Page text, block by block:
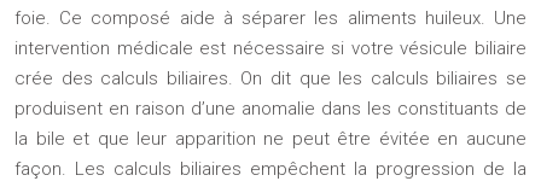
foie. Ce composé aide à séparer les aliments huileux. Une
intervention médicale est nécessaire si votre vésicule biliaire
crée des calculs biliaires. On dit que les calculs biliaires se
produisent en raison d’une anomalie dans les constituants de
la bile et que leur apparition ne peut être évitée en aucune
façon. Les calculs biliaires empêchent la progression de la